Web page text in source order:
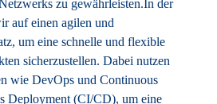
zu gewährleisten.In der
auf einen agilen und
um eine schnelle und flexible
sicherzustellen. Dabei nutzen
wie DevOps und Continuous
Deployment (CI/CD), um eine